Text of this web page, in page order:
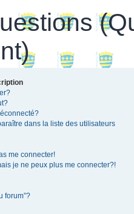
dans la liste des utilisateurs
me connecter!
je ne peux plus me connecter?!
forum”?